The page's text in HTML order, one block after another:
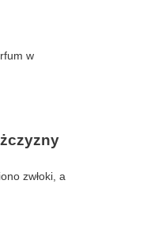
w
zwłoki, a